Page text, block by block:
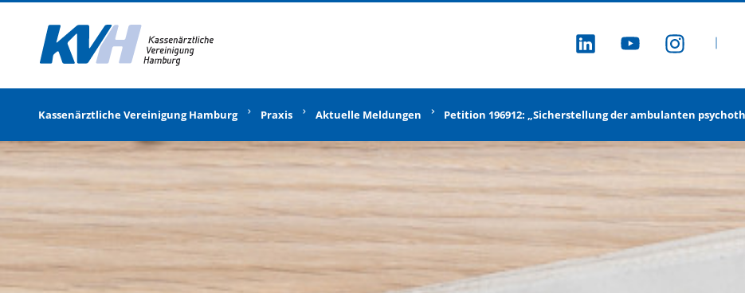
ZU LINKEDIN
ZU ZU
Kassenärztliche Vereinigung Hamburg Praxis Aktuelle Meldungen Petition 196912: „Sicherstellung der ambulanten